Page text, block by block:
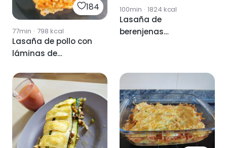
184
77min · 798 kcal
Lasaña de pollo con
láminas de
100min · 1824 kcal
Lasaña de
berenjenas